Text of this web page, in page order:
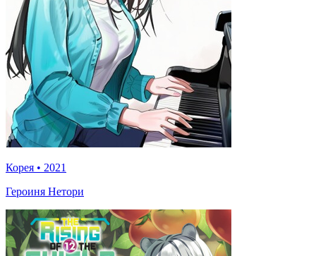
Корея • 2021
Героиня Нетори